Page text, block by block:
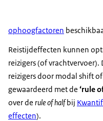
ophoogfactoren
Reistijdeffecten kunnen
reizigers (of
reizigers door modal shift
gewaardeerd met de ‘rule
over de rule of halfbij
effecten).